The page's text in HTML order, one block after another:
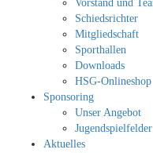
Vorstand und
Schiedsrichter
Mitgliedschaft
Sporthallen
Downloads
HSG-Onlineshop
Sponsoring
Unser Angebot
Jugendspielfelder
Aktuelles